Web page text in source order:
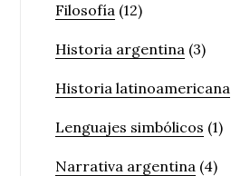
Filosofía (12)
Historia argentina (3)
Historia latinoamericana
Lenguajes simbólicos (1)
Narrativa argentina (4)